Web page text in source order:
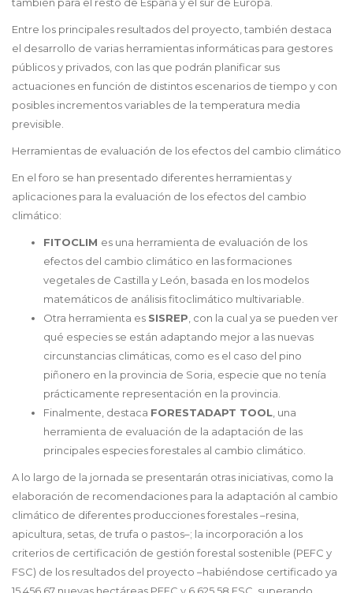
Entre los principales resultados del proyecto, también destaca
el desarrollo de varias herramientas informáticas para gestores
públicos y privados, con las que podrán planificar sus
actuaciones en función de distintos escenarios de tiempo y con
posibles incrementos variables de la temperatura media
previsible.
Herramientas de evaluación de los efectos del cambio climático
En el foro se han presentado diferentes herramientas y
aplicaciones para la evaluación de los efectos del cambio
climático:
FITOCLIM es una herramienta de evaluación de los
efectos del cambio climático en las formaciones
vegetales de Castilla y León, basada en los modelos
matemáticos de análisis fitoclimático multivariable.
Otra herramienta es SISREP , con la cual ya se pueden ver
qué especies se están adaptando mejor a las nuevas
circunstancias climáticas, como es el caso del pino
piñonero en la provincia de Soria, especie que no tenía
prácticamente representación en la provincia.
Finalmente, destaca FORESTADAPT TOOL , una
herramienta de evaluación de la adaptación de las
principales especies forestales al cambio climático.
A lo largo de la jornada se presentarán otras iniciativas, como la
elaboración de recomendaciones para la adaptación al cambio
climático de diferentes producciones forestales –resina,
apicultura, setas, de trufa o pastos–; la incorporación a los
criterios de certificación de gestión forestal sostenible (PEFC y
FSC) de los resultados del proyecto –habiéndose certificado ya